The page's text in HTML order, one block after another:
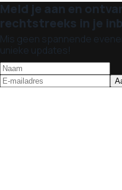
Meld je aan en
rechtstreeks in je
Mis geen spannende
unieke updates!